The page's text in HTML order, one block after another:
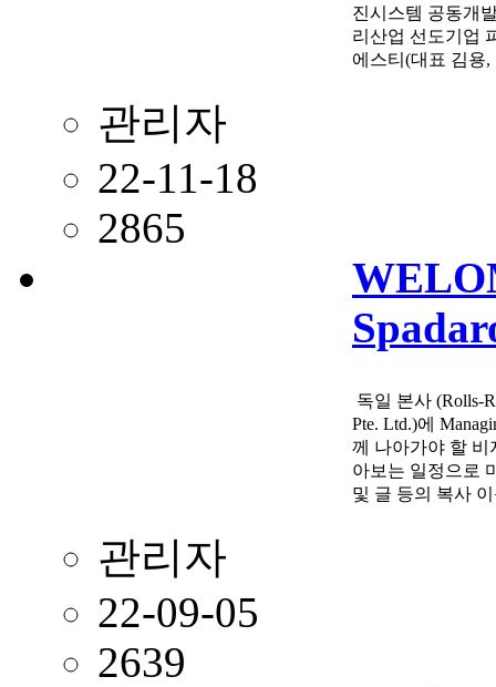
진시스템 공동개
리산업 선도기업
에스티(대표 김용
관리자
22-11-18
2865
독일 본사 (Rolls-
Pte. Ltd.)에
께 나아가야 할 비
아보는 일정으로
및 글 등의 복사
관리자
22-09-05
2639